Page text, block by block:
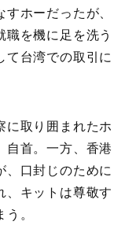
ホーだったが、
を機に足を洗う
て台湾での取引に
に取り囲まれたホ
自首。一方、香港
、口封じのために
、キットは尊敬す
。